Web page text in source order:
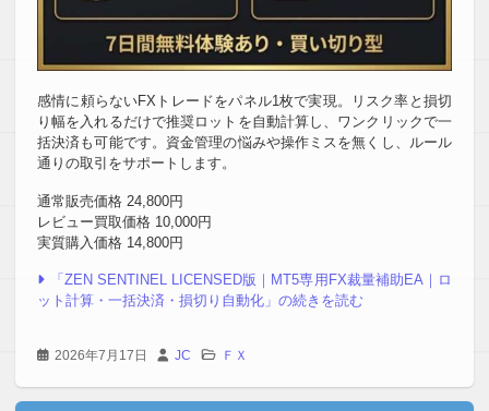
感情に頼らないFXトレードをパネル1枚で実現。リスク率と損切
り幅を入れるだけで推奨ロットを自動計算し、ワンクリックで一
括決済も可能です。資金管理の悩みや操作ミスを無くし、ルール
通りの取引をサポートします。
通常販売価格 24,800円
レビュー買取価格 10,000円
実質購入価格 14,800円
「ZEN SENTINEL LICENSED版｜MT5専用FX裁量補助EA｜ロ
ット計算・一括決済・損切り自動化」の続きを読む
2026年7月17日 JC ＦＸ